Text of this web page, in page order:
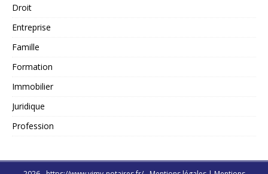
Droit
Entreprise
Famille
Formation
Immobilier
Juridique
Profession